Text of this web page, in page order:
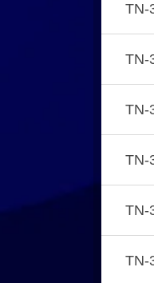
TN-
TN-
TN-
TN-
TN-
TN-